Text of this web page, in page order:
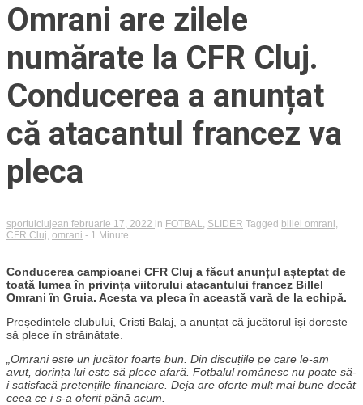
Omrani are zilele
numărate la CFR Cluj.
Conducerea a anunțat
că atacantul francez va
pleca
sportulclujean februarie 17, 2022 in FOTBAL SLIDER Tagged billel omrani
CFR Cluj omrani - 1 Minute
Conducerea campioanei CFR Cluj a făcut anunțul așteptat de
toată lumea în privința viitorului atacantului francez Billel
Omrani în Gruia. Acesta va pleca în această vară de la echipă.
Președintele clubului, Cristi Balaj, a anunțat că jucătorul își dorește
să plece în străinătate.
„Omrani este un jucător foarte bun. Din discuțiile pe care le-am
avut, dorința lui este să plece afară. Fotbalul românesc nu poate să-
i satisfacă pretențiile financiare. Deja are oferte mult mai bune decât
ceea ce i s-a oferit până acum.